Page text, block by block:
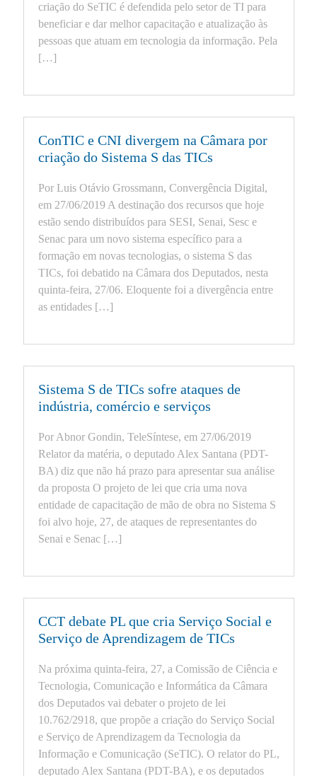
criação do SeTIC é defendida pelo setor de TI para
beneficiar e dar melhor capacitação e atualização às
pessoas que atuam em tecnologia da informação. Pela
[…]
ConTIC e CNI divergem na Câmara por
criação do Sistema S das TICs
Por Luis Otávio Grossmann, Convergência Digital,
em 27/06/2019 A destinação dos recursos que hoje
estão sendo distribuídos para SESI, Senai, Sesc e
Senac para um novo sistema específico para a
formação em novas tecnologias, o sistema S das
TICs, foi debatido na Câmara dos Deputados, nesta
quinta-feira, 27/06. Eloquente foi a divergência entre
as entidades […]
Sistema S de TICs sofre ataques de
indústria, comércio e serviços
Por Abnor Gondin, TeleSíntese, em 27/06/2019
Relator da matéria, o deputado Alex Santana (PDT-
BA) diz que não há prazo para apresentar sua análise
da proposta O projeto de lei que cria uma nova
entidade de capacitação de mão de obra no Sistema S
foi alvo hoje, 27, de ataques de representantes do
Senai e Senac […]
CCT debate PL que cria Serviço Social e
Serviço de Aprendizagem de TICs
Na próxima quinta-feira, 27, a Comissão de Ciência e
Tecnologia, Comunicação e Informática da Câmara
dos Deputados vai debater o projeto de lei
10.762/2918, que propõe a criação do Serviço Social
e Serviço de Aprendizagem da Tecnologia da
Informação e Comunicação (SeTIC). O relator do PL,
deputado Alex Santana (PDT-BA), e os deputados